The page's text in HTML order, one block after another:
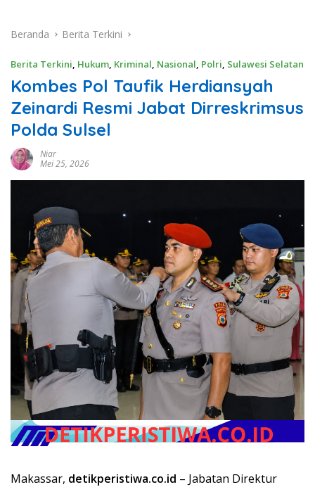
Beranda Berita Terkini
Berita Terkini, Hukum, Kriminal, Nasional, Polri, Sulawesi Selatan
Kombes Pol Taufik Herdiansyah
Zeinardi Resmi Jabat Dirreskrimsus
Polda Sulsel
Niar
Mei 25, 2026
Makassar, detikperistiwa.co.id – Jabatan Direktur